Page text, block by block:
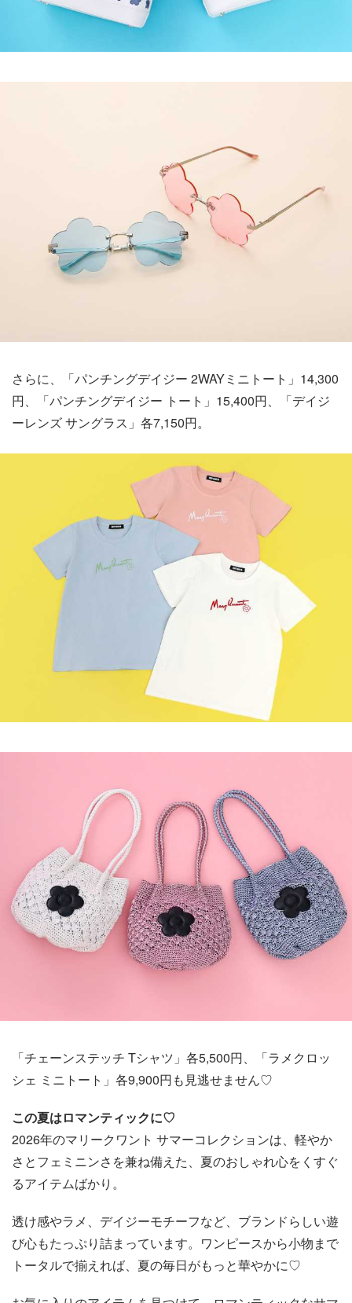
さらに、「パンチングデイジー 2WAYミニトート」14,300
円、「パンチングデイジー トート」15,400円、「デイジ
ーレンズ サングラス」各7,150円。
「チェーンステッチ Tシャツ」各5,500円、「ラメクロッ
シェ ミニトート」各9,900円も見逃せません♡
この夏はロマンティックに♡
2026年のマリークワント サマーコレクションは、軽やか
さとフェミニンさを兼ね備えた、夏のおしゃれ心をくすぐ
るアイテムばかり。
透け感やラメ、デイジーモチーフなど、ブランドらしい遊
び心もたっぷり詰まっています。ワンピースから小物まで
トータルで揃えれば、夏の毎日がもっと華やかに♡